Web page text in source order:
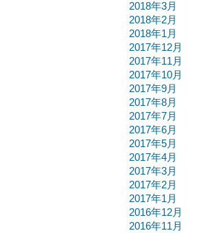
2018年3月
2018年2月
2018年1月
2017年12月
2017年11月
2017年10月
2017年9月
2017年8月
2017年7月
2017年6月
2017年5月
2017年4月
2017年3月
2017年2月
2017年1月
2016年12月
2016年11月